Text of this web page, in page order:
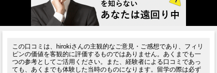
この口コミは、hirokiさんの主観的なご意見・ご感想であり、フィリ
ピンの価値を客観的に評価するものではありません。あくまでも一
つの参考としてご活用ください。また、経験者による口コミであっ
ても、あくまでも体験した当時のものになります。留学の際は必ず